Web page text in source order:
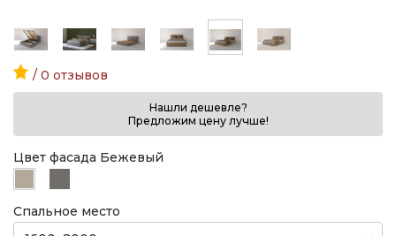
/ 0 отзывов
Нашли дешевле?
Предложим цену лучше!
Цвет фасада Бежевый
Спальное место